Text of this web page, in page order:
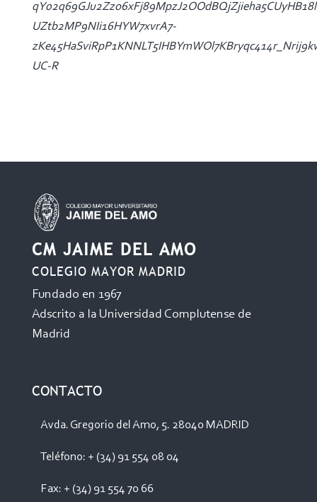
UZtb2MP9NIi16HYW7xvrA7-
UC-R
CM JAIME DEL AMO
COLEGIO MAYOR MADRID
Fundado en 1967
Adscrito a la Universidad Complutense de
Madrid
CONTACTO
Avda. Gregorio del Amo, 5. 28040 MADRID
Teléfono: + (34) 91 554 08 04
Fax: + (34) 91 554 70 66